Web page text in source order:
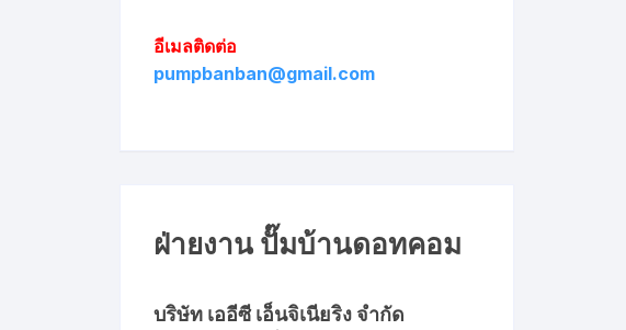
อีเมลติดต่อ
pumpbanban@gmail.com
ฝ่ายงาน ปั๊มบ้านดอทคอม
บริษัท เออีซี เอ็นจิเนียริง จำกัด